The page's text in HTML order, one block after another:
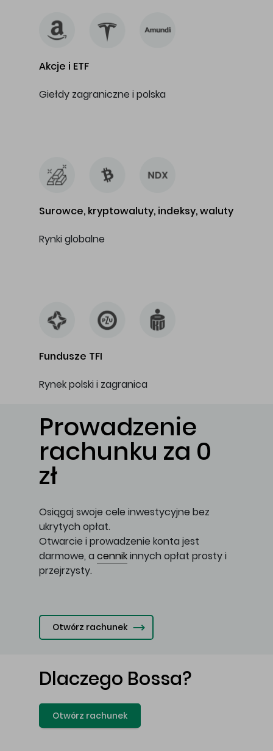
Akcje i ETF
Giełdy zagraniczne i polska
Surowce, kryptowaluty, indeksy, waluty
Rynki globalne
Fundusze TFI
Rynek polski i zagranica
Prowadzenie
rachunku za 0
zł
Osiągaj swoje cele inwestycyjne bez
ukrytych opłat.
Otwarcie i prowadzenie konta jest
darmowe, a cennikinnych opłat prosty i
przejrzysty.
Otwórz rachunek
Dlaczego Bossa?
Otwórz rachunek